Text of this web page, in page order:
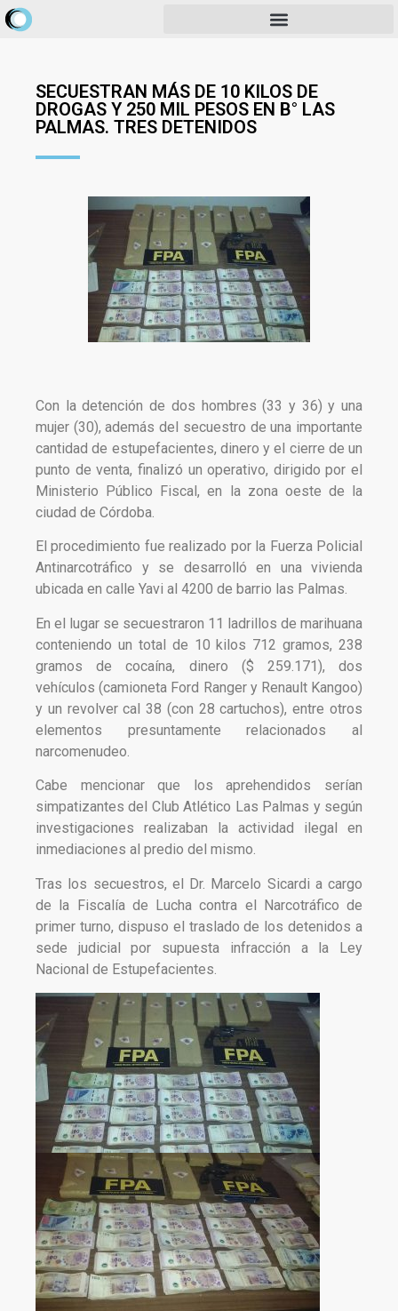
SECUESTRAN MÁS DE 10 KILOS DE
DROGAS Y 250 MIL PESOS EN B° LAS
PALMAS. TRES DETENIDOS
Con la detención de dos hombres (33 y 36) y una
mujer (30), además del secuestro de una importante
cantidad de estupefacientes, dinero y el cierre de un
punto de venta, finalizó un operativo, dirigido por el
Ministerio Público Fiscal, en la zona oeste de la
ciudad de Córdoba.
El procedimiento fue realizado por la Fuerza Policial
Antinarcotráfico y se desarrolló en una vivienda
ubicada en calle Yavi al 4200 de barrio las Palmas.
En el lugar se secuestraron 11 ladrillos de marihuana
conteniendo un total de 10 kilos 712 gramos, 238
gramos de cocaína, dinero ($ 259.171), dos
vehículos (camioneta Ford Ranger y Renault Kangoo)
y un revolver cal 38 (con 28 cartuchos), entre otros
elementos presuntamente relacionados al
narcomenudeo.
Cabe mencionar que los aprehendidos serían
simpatizantes del Club Atlético Las Palmas y según
investigaciones realizaban la actividad ilegal en
inmediaciones al predio del mismo.
Tras los secuestros, el Dr. Marcelo Sicardi a cargo
de la Fiscalía de Lucha contra el Narcotráfico de
primer turno, dispuso el traslado de los detenidos a
sede judicial por supuesta infracción a la Ley
Nacional de Estupefacientes.